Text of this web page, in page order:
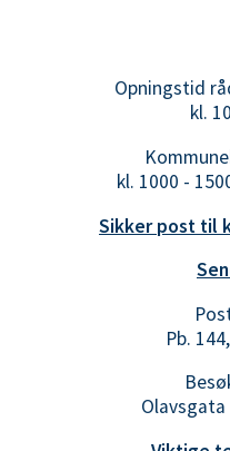
Opningstid
kl.
kl. 1000 -
Sikker post til
Pb.
Olavsgata